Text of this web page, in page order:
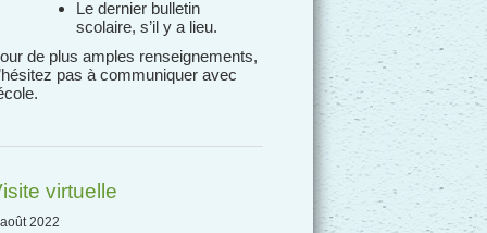
Le dernier bulletin
scolaire, s’il y a lieu.
de plus amples renseignements,
pas à communiquer avec
virtuelle
2022